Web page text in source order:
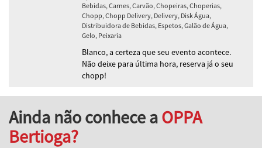
Bebidas, Carnes, Carvão, Chopeiras, Choperias,
Chopp, Chopp Delivery, Delivery, Disk Água,
Distribuidora de Bebidas, Espetos, Galão de Água,
Gelo, Peixaria
Blanco, a certeza que seu evento acontece.
Não deixe para última hora, reserva já o seu
chopp!
Ainda não conhece aOPPA
Bertioga?